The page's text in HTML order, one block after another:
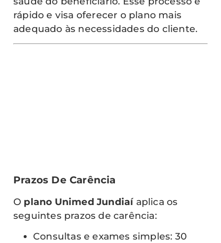
rápido e visa oferecer o plano mais
adequado às necessidades do cliente.
Prazos De Carência
O plano Unimed Jundiaíaplica os
seguintes prazos de carência:
Consultas e exames simples: 30